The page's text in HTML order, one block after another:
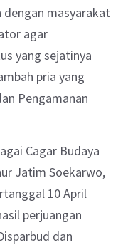
masyarakat
agar
yang sejatinya
pria yang
Pengamanan
Cagar Budaya
Jatim Soekarwo,
10 April
perjuangan
dan